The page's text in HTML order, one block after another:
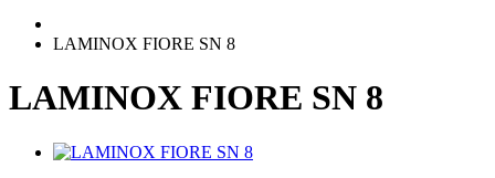
LAMINOX FIORE SN 8
LAMINOX FIORE SN 8